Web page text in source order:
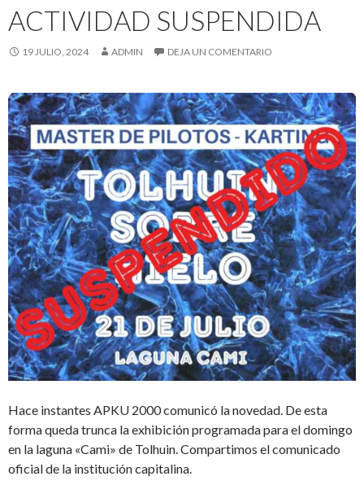
ACTIVIDAD SUSPENDIDA
19 JULIO, 2024 ADMIN DEJA UN COMENTARIO
Hace instantes APKU 2000 comunicó la novedad. De esta
forma queda trunca la exhibición programada para el domingo
en la laguna «Cami» de Tolhuin. Compartimos el comunicado
oficial de la institución capitalina.